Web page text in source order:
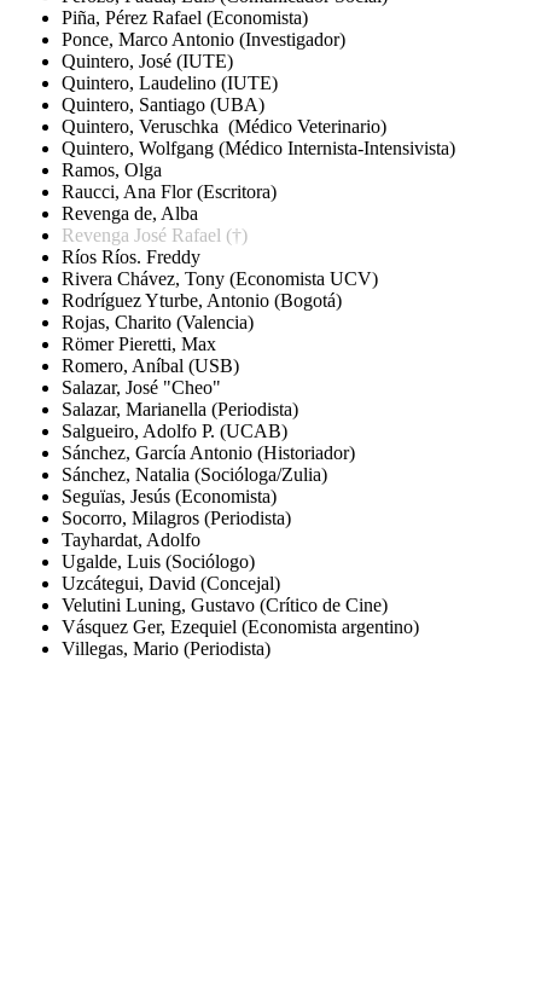
Piña, Pérez Rafael (Economista)
Ponce, Marco Antonio (Investigador)
Quintero, José (IUTE)
Quintero, Laudelino (IUTE)
Quintero, Santiago (UBA)
Quintero, Veruschka (Médico Veterinario)
Quintero, Wolfgang (Médico Internista-Intensivista)
Ramos, Olga
Raucci, Ana Flor (Escritora)
Revenga de, Alba
Revenga José Rafael (†)
Ríos Ríos. Freddy
Rivera Chávez, Tony (Economista UCV)
Rodríguez Yturbe, Antonio (Bogotá)
Rojas, Charito (Valencia)
Römer Pieretti, Max
Romero, Aníbal (USB)
Salazar, José "Cheo"
Salazar, Marianella (Periodista)
Salgueiro, Adolfo P. (UCAB)
Sánchez, García Antonio (Historiador)
Sánchez, Natalia (Socióloga/Zulia)
Seguïas, Jesús (Economista)
Socorro, Milagros (Periodista)
Tayhardat, Adolfo
Ugalde, Luis (Sociólogo)
Uzcátegui, David (Concejal)
Velutini Luning, Gustavo (Crítico de Cine)
Vásquez Ger, Ezequiel (Economista argentino)
Villegas, Mario (Periodista)